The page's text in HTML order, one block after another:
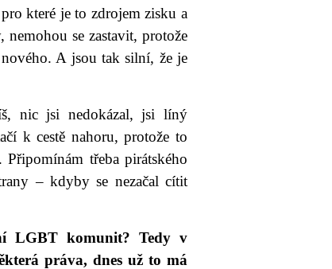
které je to zdrojem zisku a
se zastavit, protože
A jsou tak silní, že je
nic jsi nedokázal, jsi líný
k cestě nahoru, protože to
třeba pirátského
– kdyby se nezačal cítit
LGBT komunit? Tedy v
práva, dnes už to má